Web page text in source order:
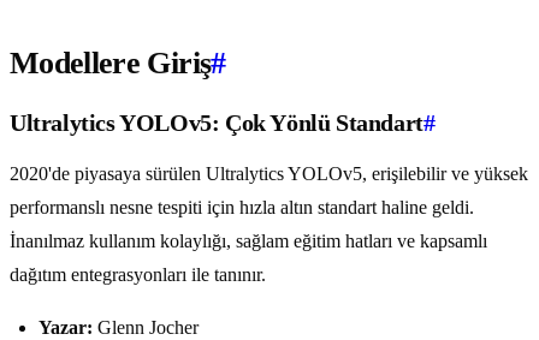
Modellere Giriş#
Ultralytics YOLOv5: Çok Yönlü Standart#
2020'de piyasaya sürülen Ultralytics YOLOv5, erişilebilir ve yüksek
performanslı nesne tespiti için hızla altın standart haline geldi.
İnanılmaz kullanım kolaylığı, sağlam eğitim hatları ve kapsamlı
dağıtım entegrasyonları ile tanınır.
Yazar: Glenn Jocher